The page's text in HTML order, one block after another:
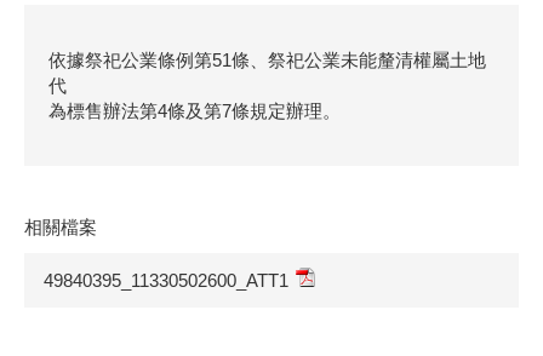
依據祭祀公業條例第51條、祭祀公業未能釐清權屬土地
代
為標售辦法第4條及第7條規定辦理。
相關檔案
49840395_11330502600_ATT1